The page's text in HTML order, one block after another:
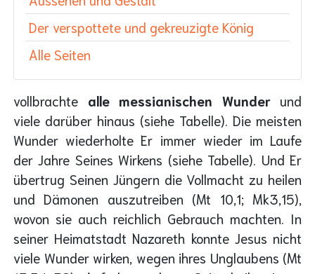
Der verspottete und gekreuzigte König
Alle Seiten
vollbrachte alle messianischen Wunderund
viele darüber hinaus (siehe Tabelle). Die meisten
Wunder wiederholte Er immer wieder im Laufe
der Jahre Seines Wirkens (siehe Tabelle). Und Er
übertrug Seinen Jüngern die Vollmacht zu heilen
und Dämonen auszutreiben (Mt 10,1; Mk3,15),
wovon sie auch reichlich Gebrauch machten. In
seiner Heimatstadt Nazareth konnte Jesus nicht
viele Wunder wirken, wegen ihres Unglaubens (Mt